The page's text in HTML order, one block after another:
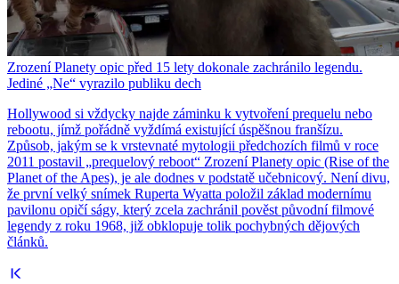
Zrození Planety opic před 15 lety dokonale zachránilo legendu.
Jediné „Ne“ vyrazilo publiku dech
Hollywood si vždycky najde záminku k vytvoření prequelu nebo
rebootu, jímž pořádně vyždímá existující úspěšnou franšízu.
Způsob, jakým se k vrstevnaté mytologii předchozích filmů v roce
2011 postavil „prequelový reboot“ Zrození Planety opic (Rise of the
Planet of the Apes), je ale dodnes v podstatě učebnicový. Není divu,
že první velký snímek Ruperta Wyatta položil základ modernímu
pavilonu opičí ságy, který zcela zachránil pověst původní filmové
legendy z roku 1968, již obklopuje tolik pochybných dějových
článků.